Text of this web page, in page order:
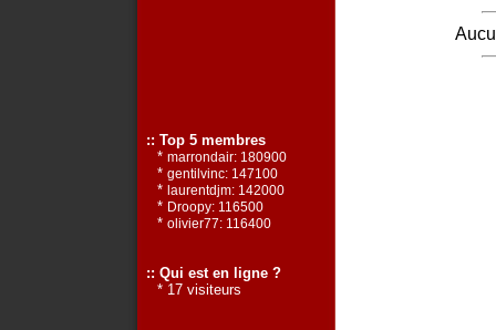
:: Top 5 membres
* marrondair: 180900
* gentilvinc: 147100
* laurentdjm: 142000
* Droopy: 116500
* olivier77: 116400
:: Qui est en ligne ?
* 17 visiteurs